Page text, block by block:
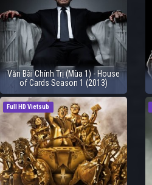
Văn Bài Chính Trị (Mùa 1) - House
of Cards Season 1 (2013)
Full HD Vietsub